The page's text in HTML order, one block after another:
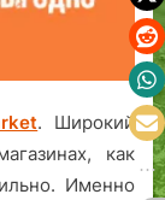
. Широкий
как
Именно